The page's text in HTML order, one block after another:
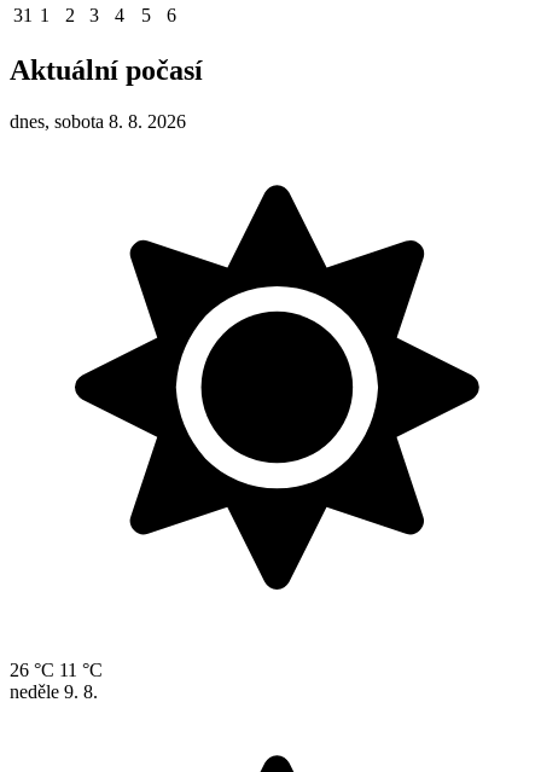
31 1 2 3 4 5 6
Aktuální počasí
dnes, sobota 8. 8. 2026
26 °C 11 °C
neděle 9. 8.